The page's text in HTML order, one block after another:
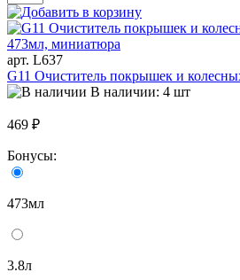
арт. L637
G11 Очиститель покрышек и
В наличии: 4 шт
469 ₽
Бонусы:
473мл
3.8л